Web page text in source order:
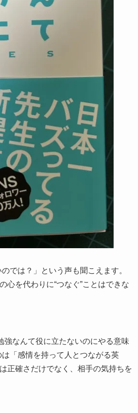
では？」という声も聞こえます。
心を代わりに“つなぐ”ことはできな
なんて役に立たないのにやる意味
「感情を持って人とつながる英
正確さだけでなく、相手の気持ちを